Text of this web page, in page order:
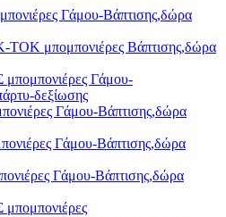
Γάμου-Βάπτισης,δώρα
μπομπονιέρες Βάπτισης,δώρα
Γάμου-
δεξίωσης
Γάμου-Βάπτισης,δώρα
Γάμου-Βάπτισης,δώρα
Γάμου-Βάπτισης,δώρα